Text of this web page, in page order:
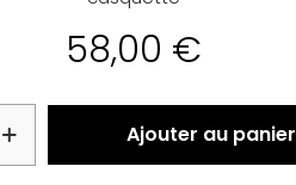
58,00 €
Ajouter au panier